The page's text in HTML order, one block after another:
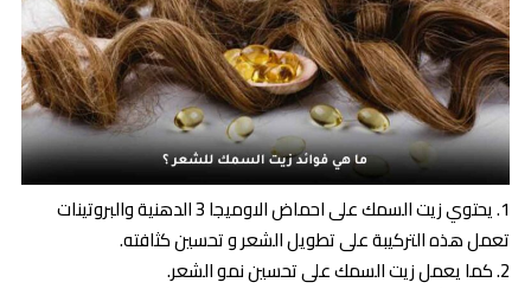
يحتوي زيت السمك على احماض الاوميجا 3 الدهنية والبروتينات
تعمل هذه التركيبة على تطويل الشعر و تحسين كثافته.
كما يعمل زيت السمك على تحسين نمو الشعر.